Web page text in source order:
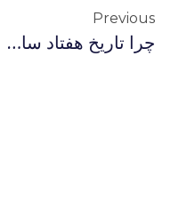
Previous
چرا تاریخ هفتاد سال نخست اسلام مهم است؟